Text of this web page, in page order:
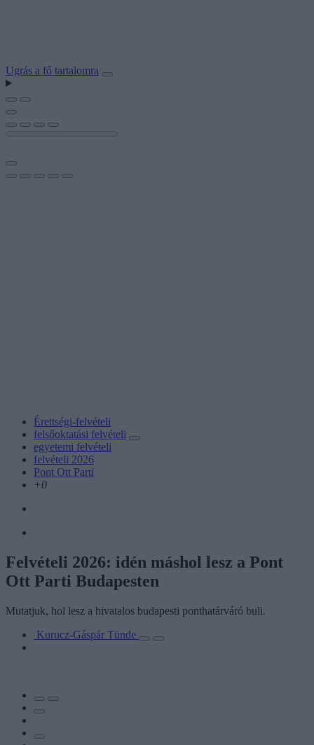
Ugrás a fő tartalomra
Érettségi-felvételi
felsőoktatási felvételi
egyetemi felvételi
felvételi 2026
Pont Ott Parti
+0
Felvételi 2026: idén máshol lesz a Pont
Ott Parti Budapesten
Mutatjuk, hol lesz a hivatalos budapesti ponthatárváró buli.
Kurucz-Gáspár Tünde